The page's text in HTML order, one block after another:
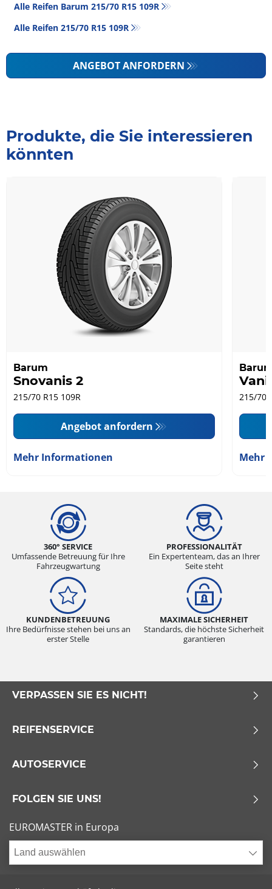
Alle Reifen Barum 215/70 R15 109R
Alle Reifen‎ 215/70 R15 109R
ANGEBOT ANFORDERN
Produkte, die Sie interessieren
könnten
Barum
Snovanis 2
215/70 R15 109R
Angebot anfordern
Mehr Informationen
215/70
Mehr
360° SERVICE
Umfassende Betreuung für Ihre
Fahrzeugwartung
PROFESSIONALITÄT
Ein Expertenteam, das an Ihrer
Seite steht
KUNDENBETREUUNG
Ihre Bedürfnisse stehen bei uns an
erster Stelle
MAXIMALE SICHERHEIT
Standards, die höchste Sicherheit
garantieren
VERPASSEN SIE ES NICHT!
REIFENSERVICE
AUTOSERVICE
FOLGEN SIE UNS!
EUROMASTER in Europa
Land auswählen